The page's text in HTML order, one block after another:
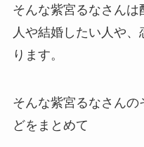
そんな紫宮るなさんは
人や結婚したい人や、
ります。
そんな紫宮るなさん
どをまとめて